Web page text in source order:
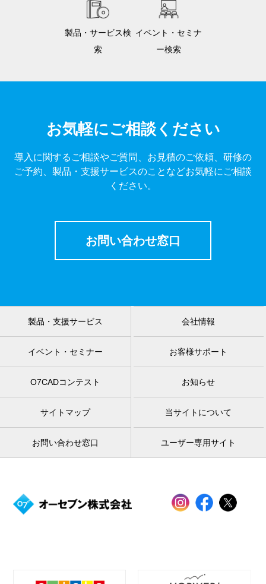
製品・サービス検
索
イベント・セミナ
ー検索
お気軽にご相談ください
導入に関するご相談やご質問、お見積のご依頼、研修の
ご予約、製品・支援サービスのことなどお気軽にご相談
ください。
お問い合わせ窓口
製品・支援サービス 会社情報
イベント・セミナー お客様サポート
O7CADコンテスト お知らせ
サイトマップ 当サイトについて
お問い合わせ窓口 ユーザー専用サイト